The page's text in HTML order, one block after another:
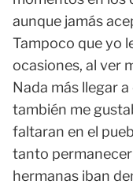
aunque jamás
Tampoco que yo
ocasiones, al ver
Nada más llegar
también me
faltaran en el
tanto
hermanas iban